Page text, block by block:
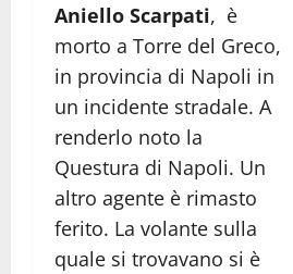
Aniello Scarpati, è
morto a Torre del Greco,
in provincia di Napoli in
un incidente stradale. A
renderlo noto la
Questura di Napoli. Un
altro agente è rimasto
ferito. La volante sulla
quale si trovavano si è